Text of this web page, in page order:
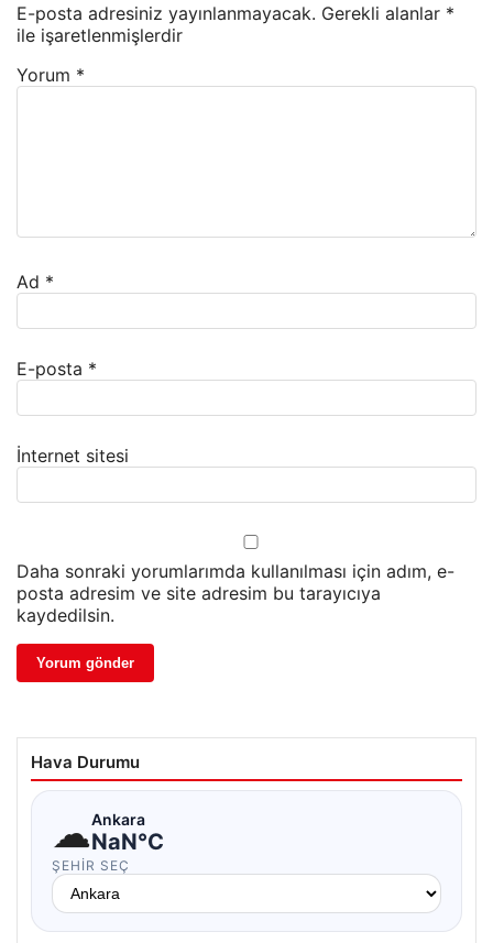
E-posta adresiniz yayınlanmayacak. Gerekli alanlar *
ile işaretlenmişlerdir
Yorum *
Ad *
E-posta *
İnternet sitesi
Daha sonraki yorumlarımda kullanılması için adım, e-
posta adresim ve site adresim bu tarayıcıya
kaydedilsin.
Hava Durumu
☁Ankara
NaN°C
ŞEHIR SEÇ